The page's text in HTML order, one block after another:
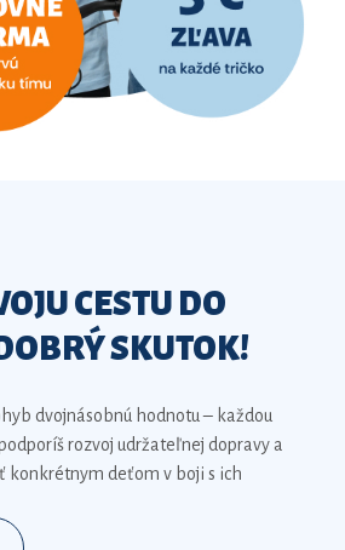
CESTU DO
SKUTOK!
dvojnásobnú hodnotu – každou
rozvoj udržateľnej dopravy a
konkrétnym deťom v boji s ich